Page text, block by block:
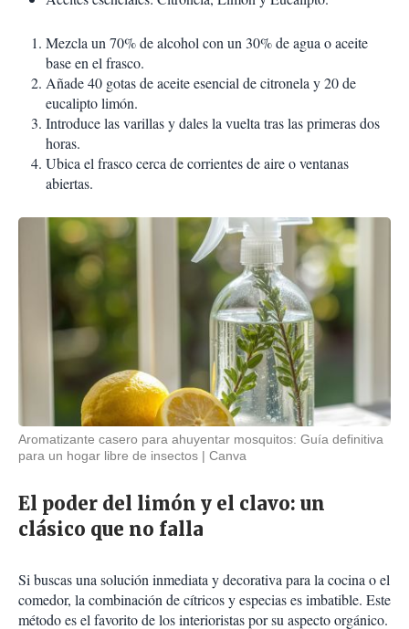
Mezcla un 70% de alcohol con un 30% de agua o aceite
base en el frasco.
Añade 40 gotas de aceite esencial de citronela y 20 de
eucalipto limón.
Introduce las varillas y dales la vuelta tras las primeras dos
horas.
Ubica el frasco cerca de corrientes de aire o ventanas
abiertas.
Aromatizante casero para ahuyentar mosquitos: Guía definitiva
para un hogar libre de insectos
Canva
El poder del limón y el clavo: un
clásico que no falla
Si buscas una solución inmediata y decorativa para la cocina o el
comedor, la combinación de cítricos y especias es imbatible. Este
método es el favorito de los interioristas por su aspecto orgánico.